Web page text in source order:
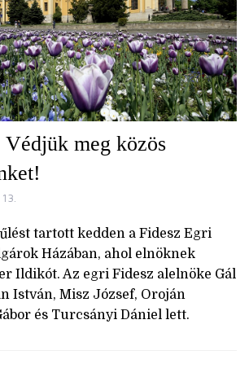
meg közös
tartott kedden a Fidesz Egri
Házában, ahol elnöknek
Ildikót. Az egri Fidesz alelnöke Gál
István, Misz József, Oroján
és Turcsányi Dániel lett.